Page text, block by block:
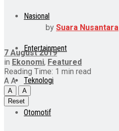
Nasional
Entertainment
Teknologi
Otomotif
by Suara Nusantara
7 August 2019
in Ekonomi, Featured
Reading Time: 1 min read
A A
A
A
Reset